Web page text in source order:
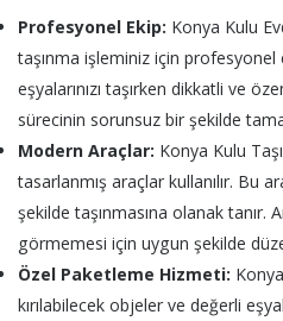
Profesyonel Ekip: Konya Kulu
taşınma işleminiz için profesyonel
eşyalarınızı taşırken dikkatli ve
sürecinin sorunsuz bir şekilde
Modern Araçlar: Konya Kulu
tasarlanmış araçlar kullanılır. Bu
şekilde taşınmasına olanak tanır.
görmemesi için uygun şekilde
Özel Paketleme Hizmeti:
kırılabilecek objeler ve değerli